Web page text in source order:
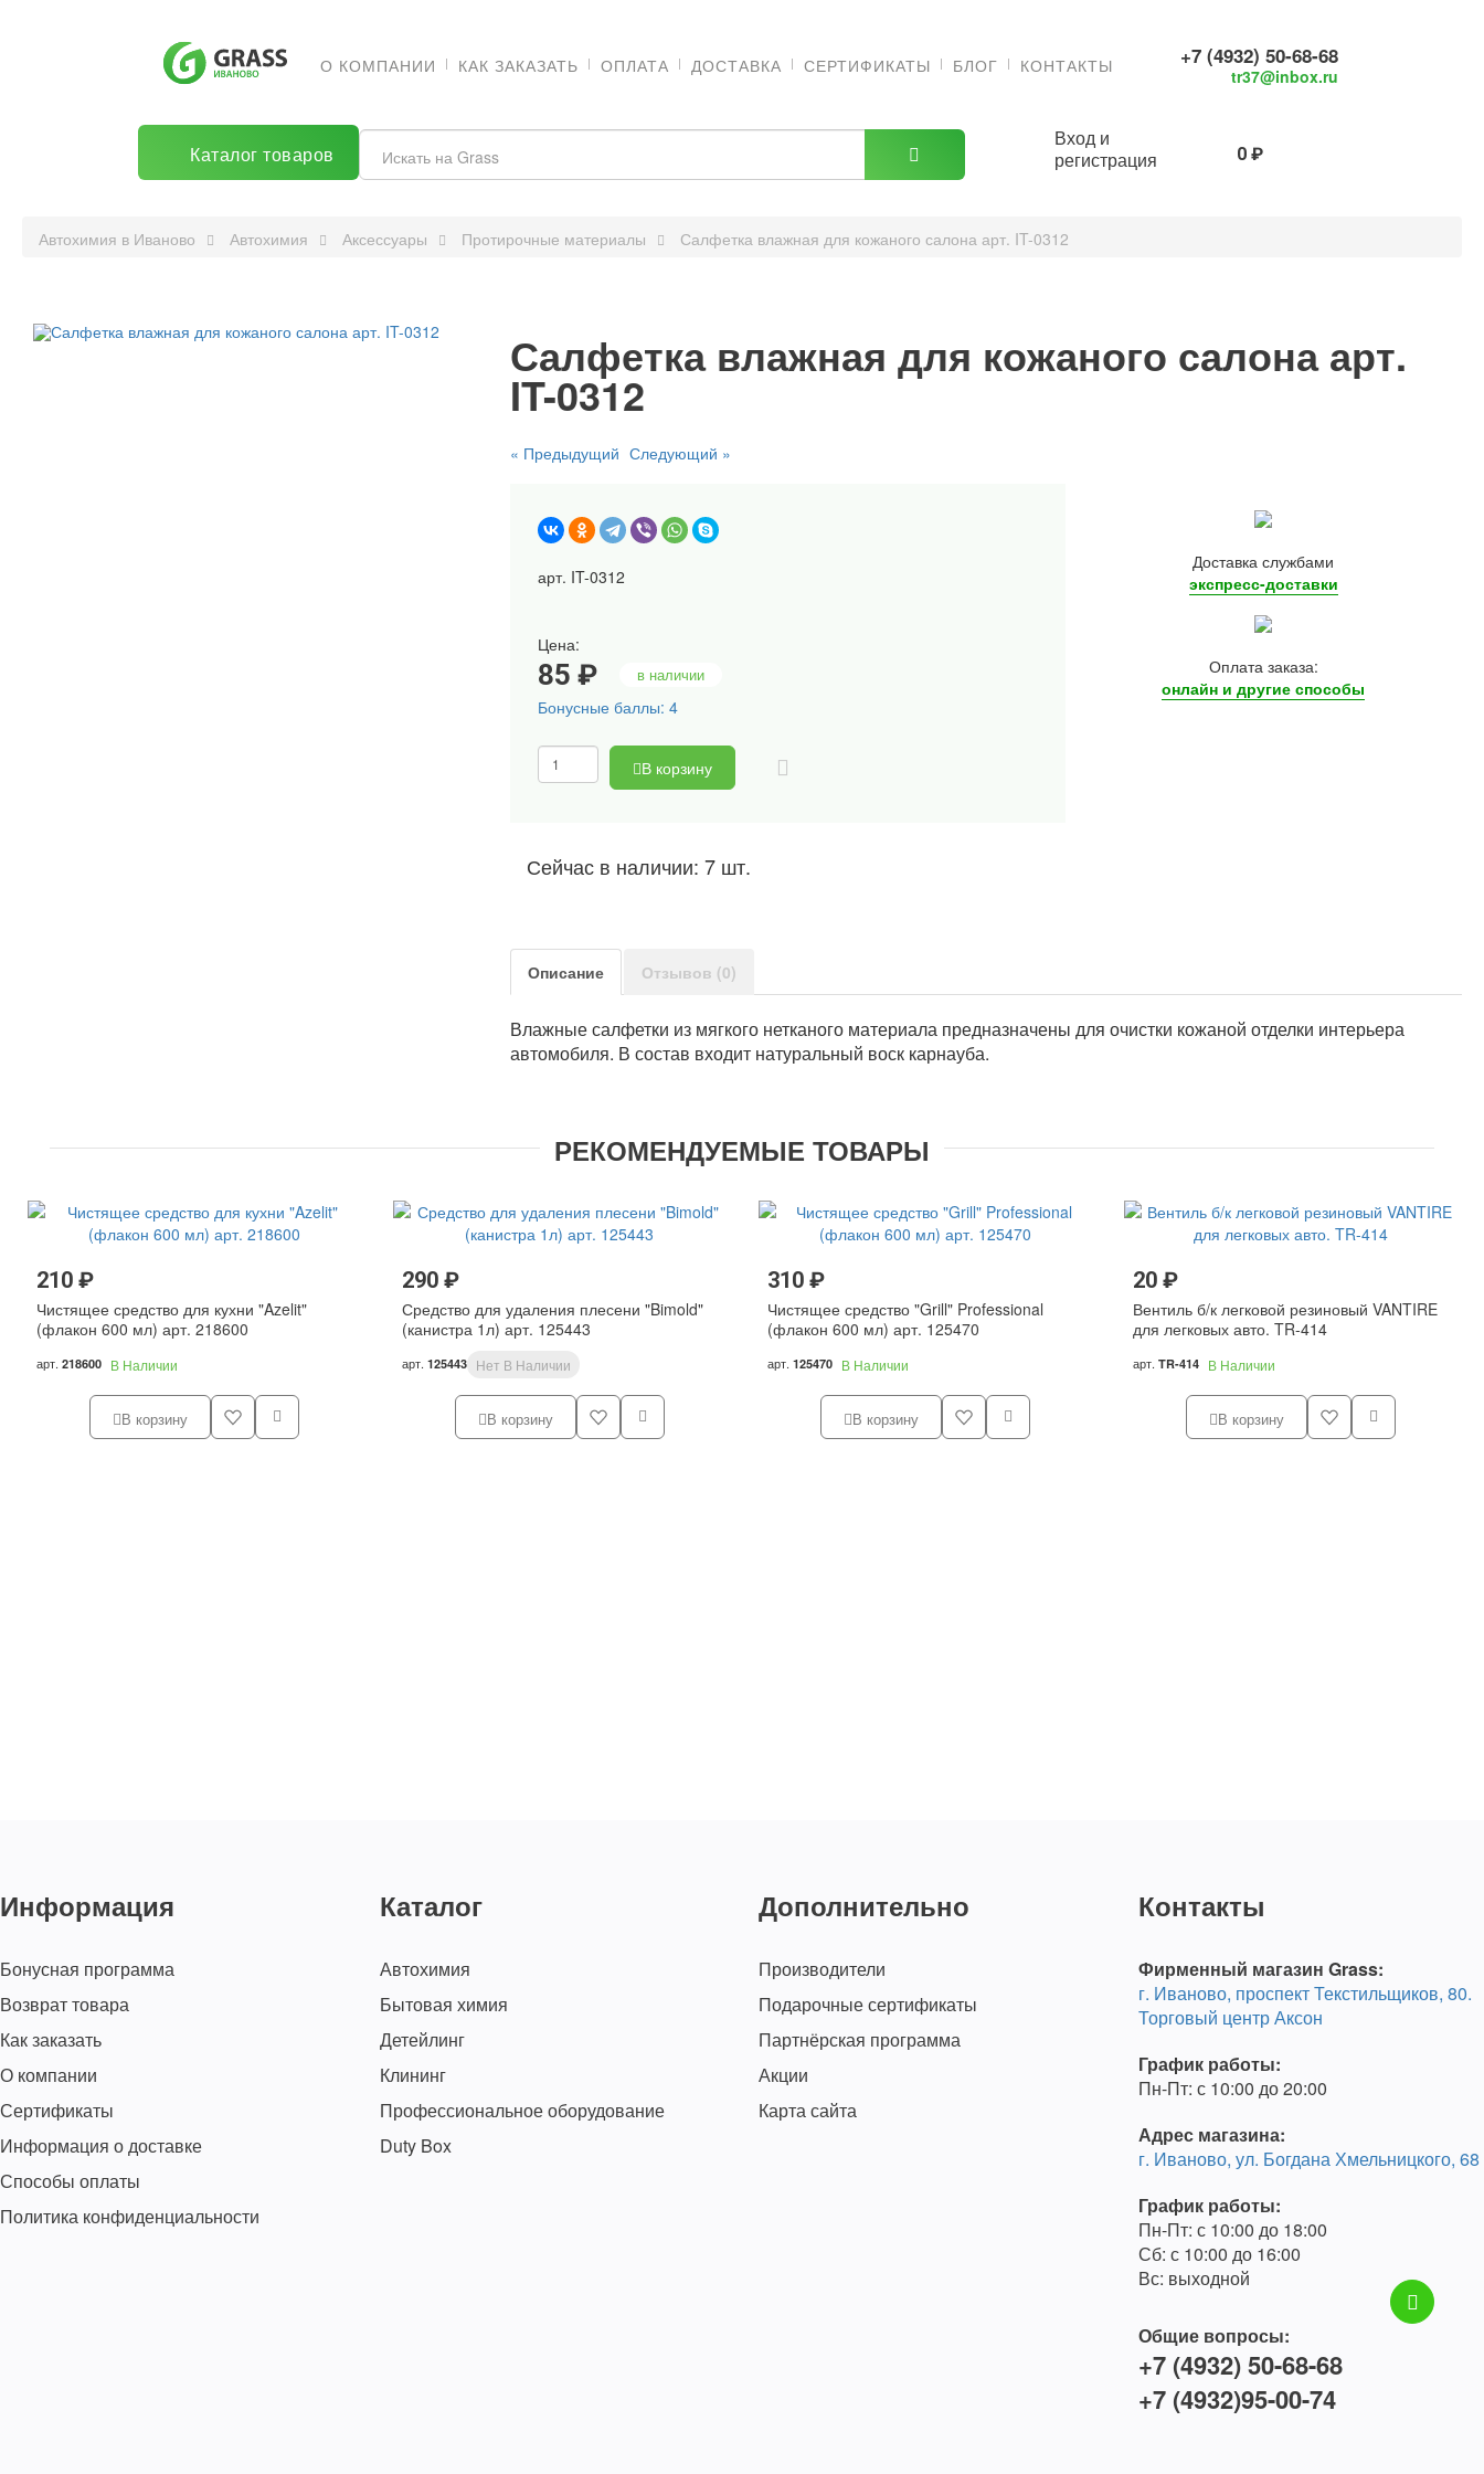
О КОМПАНИИ КАК ЗАКАЗАТЬ ОПЛАТА ДОСТАВКА СЕРТИФИКАТЫ БЛОГ КОНТАКТЫ +7 (4932) 50-68-68
tr37@inbox.ru
Каталогтоваров
Вход и
регистрация
0 ₽
Автохимия в Иваново Автохимия Аксессуары Протирочные материалы Салфетка влажная для кожаного салона арт. IT-0312
Салфетка влажная для кожаного салона арт.
IT-0312
« Предыдущий Следующий »
арт. IT-0312
Цена:
85 ₽ в наличии
Бонусные баллы: 4
В корзину
Доставка службами
экспресс-доставки
Оплата заказа:
онлайн и другиеспособы
Сейчас в наличии: 7 шт.
Описание Отзывов (0)
Влажные салфетки из мягкого нетканого материала предназначены для очистки кожаной отделки интерьера
автомобиля. В состав входит натуральный воск карнауба.
РЕКОМЕНДУЕМЫЕ ТОВАРЫ
210 ₽
Чистящее средство для кухни "Azelit"
(флакон 600 мл) арт. 218600
арт. 218600 В Наличии
В корзину
290 ₽
Средство для удаления плесени "Bimold"
(канистра 1л) арт. 125443
арт. 125443 Нет В Наличии
В корзину
310 ₽
Чистящее средство "Grill" Professional
(флакон 600 мл) арт. 125470
арт. 125470 В Наличии
В корзину
20 ₽
Вентиль б/к легковой резиновый VANTIRE
для легковых авто. TR-414
арт. TR-414 В Наличии
В корзину
Информация
Бонусная программа
Возврат товара
Как заказать
О компании
Сертификаты
Информация о доставке
Способы оплаты
Политика конфиденциальности
Каталог
Автохимия
Бытовая химия
Детейлинг
Клининг
Профессиональное оборудование
Duty Box
Дополнительно
Производители
Подарочные сертификаты
Партнёрская программа
Акции
Карта сайта
Контакты
Фирменный магазин Grass:
г. Иваново, проспект Текстильщиков, 80.
Торговый центр Аксон
График работы:
Пн-Пт: с 10:00 до 20:00
Адрес магазина:
г. Иваново, ул. Богдана Хмельницкого, 68
График работы:
Пн-Пт: с 10:00 до 18:00
Сб: с 10:00 до 16:00
Вс: выходной
Общие вопросы:
+7 (4932) 50-68-68
+7 (4932)95-00-74